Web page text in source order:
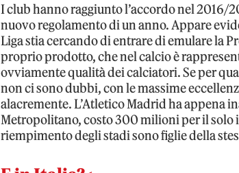
I club hanno raggiunto l’accordo nel 2016/
nuovo regolamento di un anno. Appare
Liga stia cercando di entrare di emulare la
proprio prodotto, che nel calcio è
ovviamente qualità dei calciatori. Se per
non ci sono dubbi, con le massime
alacremente. L’Atletico Madrid ha appena
Metropolitano, costo 300 milioni per il solo
riempimento degli stadi sono figlie della